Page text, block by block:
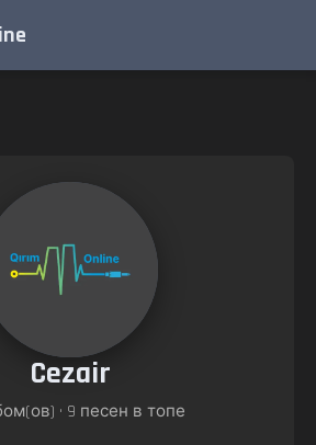
Cezair
• 9 песен в топе